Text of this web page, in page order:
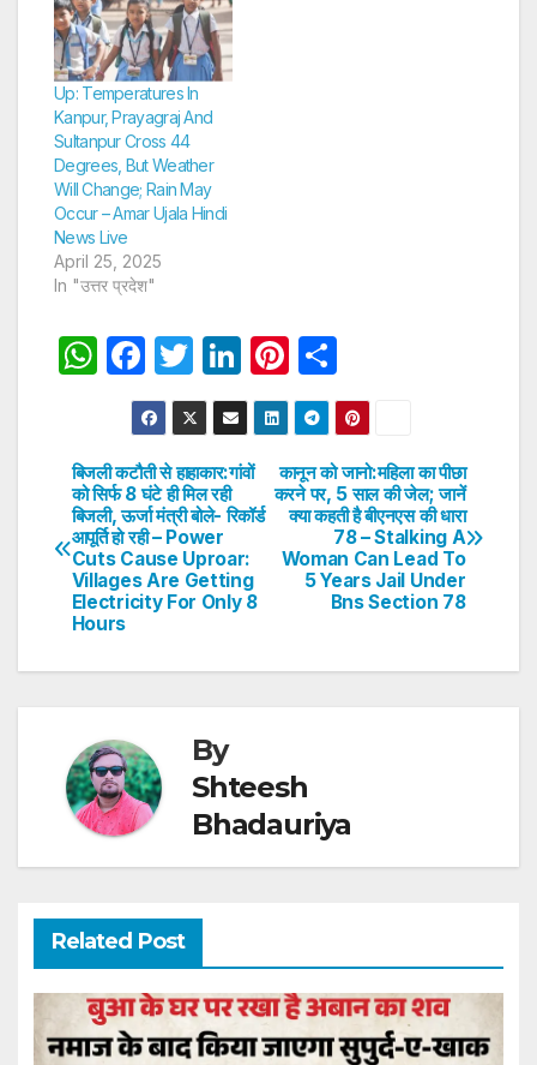
Up: Temperatures In
Kanpur, Prayagraj And
Sultanpur Cross 44
Degrees, But Weather
Will Change; Rain May
Occur – Amar Ujala Hindi
News Live
April 25, 2025
In "उत्तर प्रदेश"
W
s
A
p
p
F
a
c
e
b
o
o
k
T
w
itt
er
Li
n
k
e
dI
n
Pi
nt
er
e
st
h
ar
e
Post
navigation
कानून को जानो:महिला का पीछा
करने पर, 5 साल की जेल; जानें
क्या कहती है बीएनएस की धारा
78 – Stalking A
Woman Can Lead To
5 Years Jail Under
Bns Section 78
बिजली कटौती से हाहाकार:गांवों
को सिर्फ 8 घंटे ही मिल रही
बिजली, ऊर्जा मंत्री बोले- रिकॉर्ड
आपूर्ति हो रही – Power
Cuts Cause Uproar:
Villages Are Getting
Electricity For Only 8
Hours
By
Shteesh
Bhadauriya
Related Post